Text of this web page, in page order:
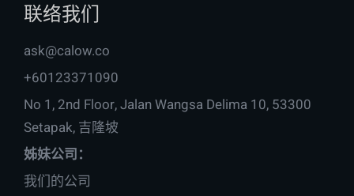
联络我们
ask@calow.co
+60123371090
No 1, 2nd Floor, Jalan Wangsa Delima 10, 53300
Setapak, 吉隆坡
姊妹公司：
我们的公司